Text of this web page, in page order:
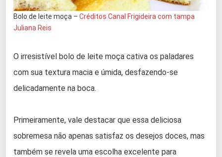
Bolo de leite moça – Créditos Canal Frigideira com tampa
Juliana Reis
O irresistível bolo de leite moça cativa os paladares
com sua textura macia e úmida, desfazendo-se
delicadamente na boca.
Primeiramente, vale destacar que essa deliciosa
sobremesa não apenas satisfaz os desejos doces, mas
também se revela uma escolha excelente para